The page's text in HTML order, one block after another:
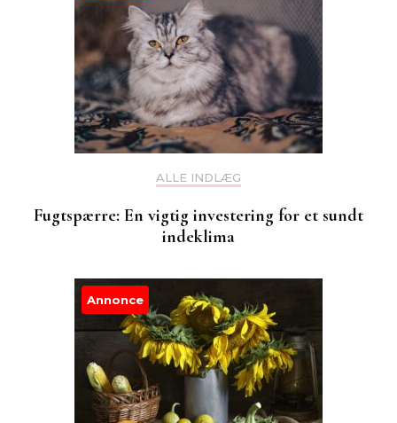
ALLE INDLÆG
Fugtspærre: En vigtig investering for et sundt
indeklima
Annonce